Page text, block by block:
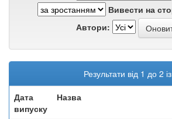
Вивести на
Автори:
Результати від 1 до 2
Дата
випуску
Назва